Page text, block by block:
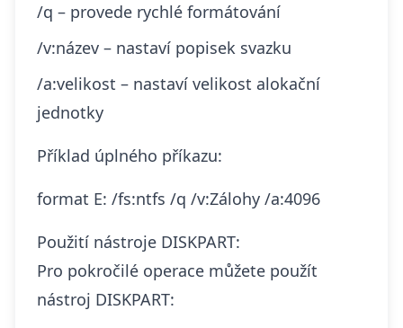
/q – provede rychlé formátování
/v:název – nastaví popisek svazku
/a:velikost – nastaví velikost alokační
jednotky
Příklad úplného příkazu:
format E: /fs:ntfs /q /v:Zálohy /a:4096
Použití nástroje DISKPART:
Pro pokročilé operace můžete použít
nástroj DISKPART: